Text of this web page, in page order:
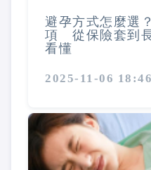
避孕方式怎麼選
項 從保險套到
看懂
2025-11-06 18:46